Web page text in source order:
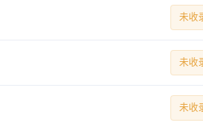
未收
未收
未收